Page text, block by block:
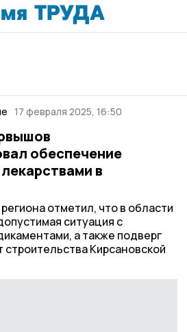
17 февраля 2025, 16:50
обеспечение
в
отметил, что в области
ситуация с
а также подверг
строительства Кирсановской